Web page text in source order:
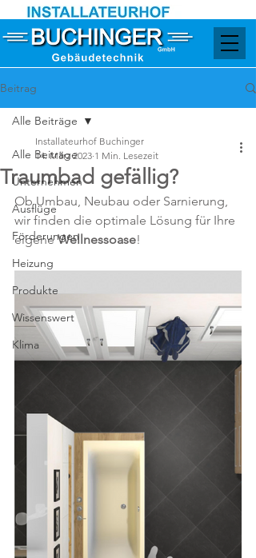
Beitrag
Alle Beiträge
Unternehmen
Ausflüge
Förderungen
Heizung
Produkte
Wissenswert
Klima
Alle Beiträge
Traumbad gefällig?
Installateurhof Buchinger
14. März 2023 1 Min. Lesezeit
Ob Umbau, Neubau oder Sarnierung,
wir finden die optimale Lösung für Ihre
eigene Wellnessoase!